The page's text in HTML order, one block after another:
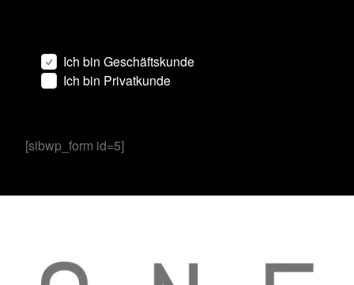
Ich bin Geschäftskunde
Ich bin Privatkunde
[sibwp_form id=5]